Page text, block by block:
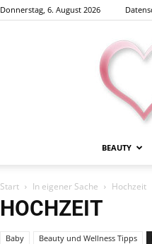
Donnerstag, 6. August 2026
BEAUTY
Start In eigener Sache Hochzeit
HOCHZEIT
Baby Beauty und Wellness Tipps